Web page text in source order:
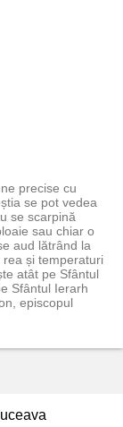
precise cu
se pot vedea
se scarpină
sau chiar o
aud lătrând la
și temperaturi
atât pe Sfântul
Sfântul Ierarh
episcopul